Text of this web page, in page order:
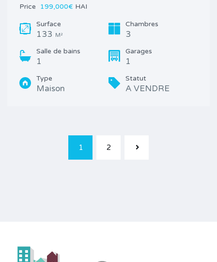
Price 199,000€ HAI
Surface
133 M²
Chambres
3
Salle de bains
1
Garages
1
Type
Maison
Statut
A VENDRE
1 2